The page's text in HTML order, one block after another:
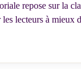
repose sur la
les lecteurs à mieux